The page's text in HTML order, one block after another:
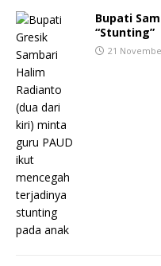
Bupati
“Stunting”
21